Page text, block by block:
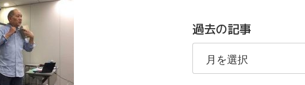
過去の記事
過
の